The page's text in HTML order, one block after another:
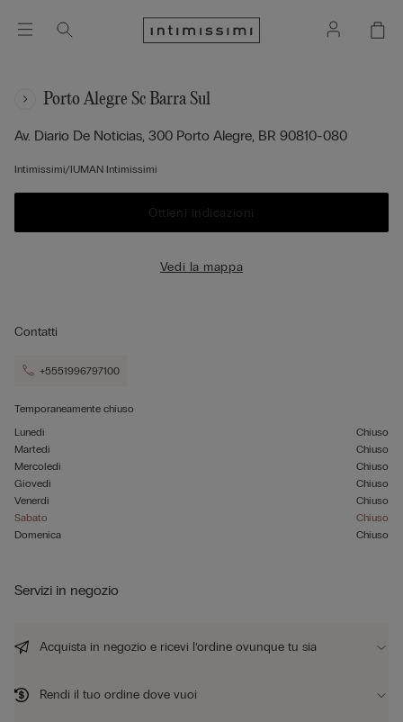
Porto Alegre Sc Barra Sul
Av. Diario De Noticias, 300 Porto Alegre, BR 90810-080
Intimissimi/IUMAN Intimissimi
Ottieni indicazioni
Vedi la mappa
Contatti
+5551996797100
Temporaneamente chiuso
Lunedì
Chiuso
Martedì
Chiuso
Mercoledì
Chiuso
Giovedì
Chiuso
Venerdì
Chiuso
Sabato
Chiuso
Domenica
Chiuso
Servizi in negozio
Acquista in negozio e ricevi l’ordine ovunque tu sia
Rendi il tuo ordine dove vuoi